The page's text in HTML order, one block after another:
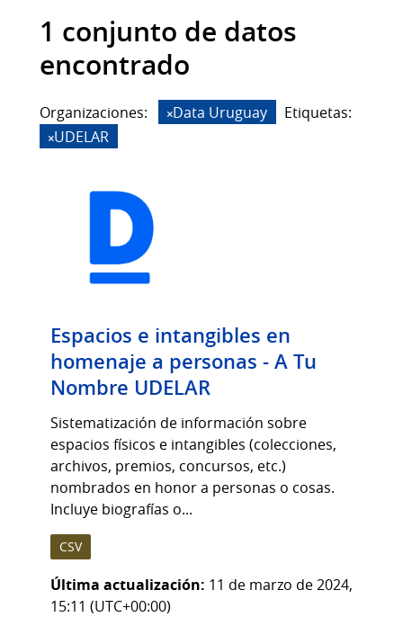
1 conjunto de datos
encontrado
Organizaciones: Data Uruguay
Etiquetas:
UDELAR
Espacios e intangibles en
homenaje a personas - A Tu
Nombre UDELAR
Sistematización de información sobre
espacios físicos e intangibles (colecciones,
archivos, premios, concursos, etc.)
nombrados en honor a personas o cosas.
Incluye biografías o...
CSV
Última actualización: 11 de marzo de 2024,
15:11 (UTC+00:00)